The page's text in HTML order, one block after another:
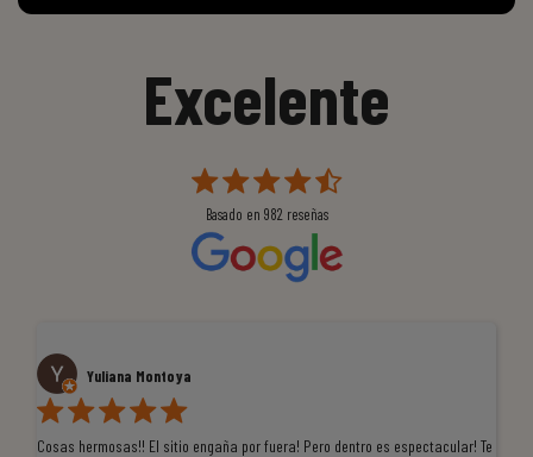
Excelente
Basado en 982 reseñas
Yuliana Montoya
Cosas hermosas!! El sitio engaña por fuera! Pero dentro es espectacular! Te